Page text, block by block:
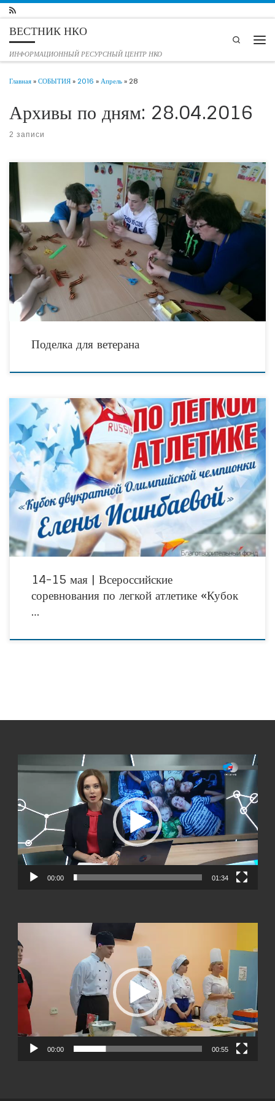
Перейти к содержимому
ВЕСТНИК НКО
ИНФОРМАЦИОННЫЙ РЕСУРСНЫЙ ЦЕНТР НКО
Search
Главная»СОБЫТИЯ»2016 »Апрель» 28
Архивы по дням: 28.04.2016
2 записи
В преддверии празднования 71-годовщины Победы советского народа в
Великой Отечественной войне 1941-1945 гг., воспитанники ГКСУ СО
«Ворошиловский социально-реабилитационный центр для
несовершеннолетних» приняли участие в акции
Поделка для ветерана
14-15 мая в Волгограде на открытом стадионе Волгоградской Государственной
Академии Физической Культуры состоятся Всероссийские соревнования по
легкой атлетике «Кубок двукратной Олимпийской чемпионки Елены
Исинбаевой». Организатором
14-15 мая | Всероссийские
соревнования по легкой атлетике «Кубок
…
00:00 01:34
00:00 00:55